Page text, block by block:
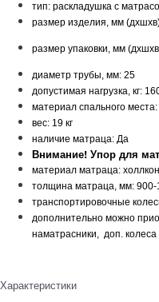
тип: раскладушка с
размер изделия, мм
размер упаковки, мм
диаметр трубы, мм: 25
допустимая нагрузка, кг:
материал спального
вес: 19 кг
наличие матраца: Да
Внимание! Упор для
материал матраца: холлкон
толщина матраца, мм: 900-
транспортировочные
дополнительно можно
наматрасники, доп. колеса
Характеристики